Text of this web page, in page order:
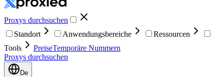
Proxys durchsuchen
Standort
Anwendungsbereiche
Ressourcen
Tools
PreiseTemporäre Nummern
Proxys durchsuchen
De